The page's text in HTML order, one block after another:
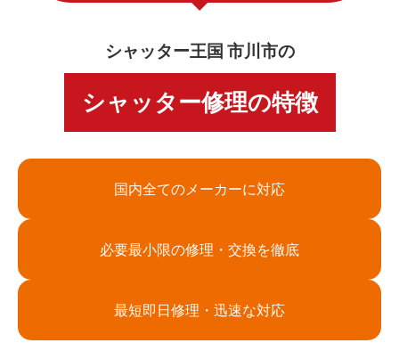
シャッター王国 市川市の
シャッター修理の特徴
国内全てのメーカーに対応
必要最小限の修理・交換を徹底
最短即日修理・迅速な対応